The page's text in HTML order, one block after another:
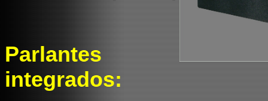
Parlantes
integrados: